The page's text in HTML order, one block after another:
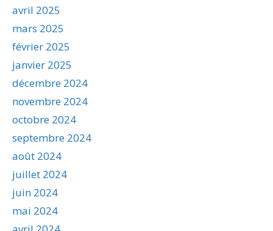
avril 2025
mars 2025
février 2025
janvier 2025
décembre 2024
novembre 2024
octobre 2024
septembre 2024
août 2024
juillet 2024
juin 2024
mai 2024